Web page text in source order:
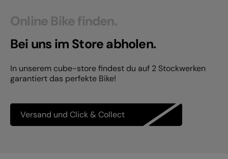
Online Bike finden.
Bei uns im Store abholen.
In unserem cube-store findest du auf 2 Stockwerken
garantiert das perfekte Bike!
Versand und Click & Collect